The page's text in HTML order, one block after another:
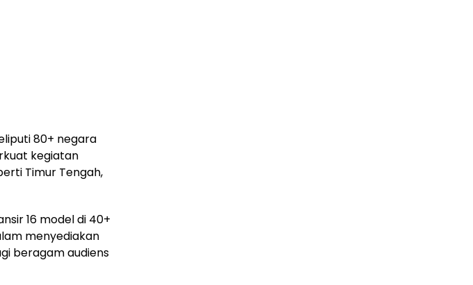
80+ negara
kegiatan
Timur Tengah,
16 model di 40+
menyediakan
beragam audiens